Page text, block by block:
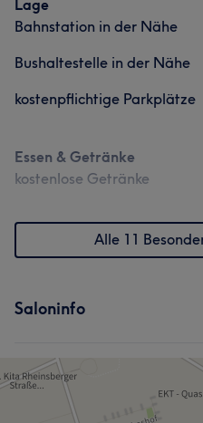
Lage
Bahnstation in der Nähe
Bushaltestelle in der Nähe
kostenpflichtige Parkplätze
Essen & Getränke
kostenlose Getränke
Alle 11
Saloninfo